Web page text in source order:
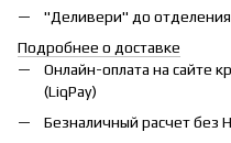
"Деливери" до
Подробнее о доставке
Онлайн-оплата на сайте
(LiqPay)
Безналичный расчет без